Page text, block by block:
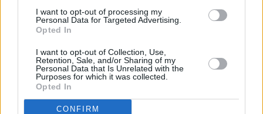
I want to opt-out of processing my
Personal Data for Targeted Advertising.
Opted In
I want to opt-out of Collection, Use,
Retention, Sale, and/or Sharing of my
Personal Data that Is Unrelated with the
Purposes for which it was collected.
Opted In
CONFIRM
δικαστήριο αποφανθεί υπέρ του Μασκ, η εταιρεία θα
μπορούσε να βρεθεί αντιμέτωπη με αποζημιώσεις